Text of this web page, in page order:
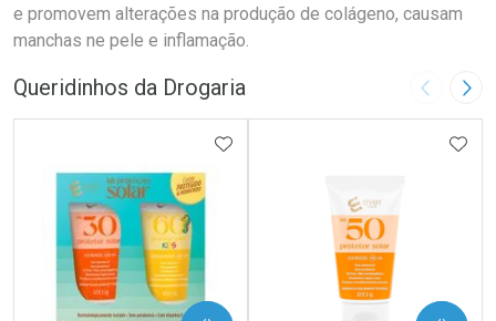
e promovem alterações na produção de colágeno, causam
manchas ne pele e inflamação.
Queridinhos da Drogaria Imagem
ADICIONAR AOS FAVORITOS